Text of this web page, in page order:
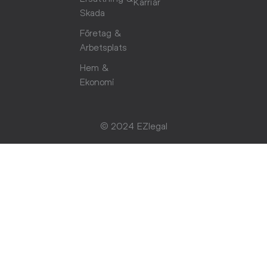
Skada
Företag &
Arbetsplats
Hem &
Ekonomi
© 2024 EZlegal